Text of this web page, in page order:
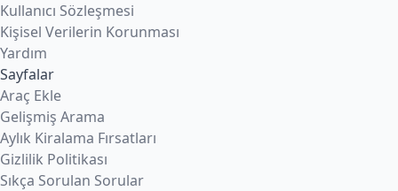
Kullanıcı Sözleşmesi
Kişisel Verilerin Korunması
Yardım
Sayfalar
Araç Ekle
Gelişmiş Arama
Aylık Kiralama Fırsatları
Gizlilik Politikası
Sıkça Sorulan Sorular